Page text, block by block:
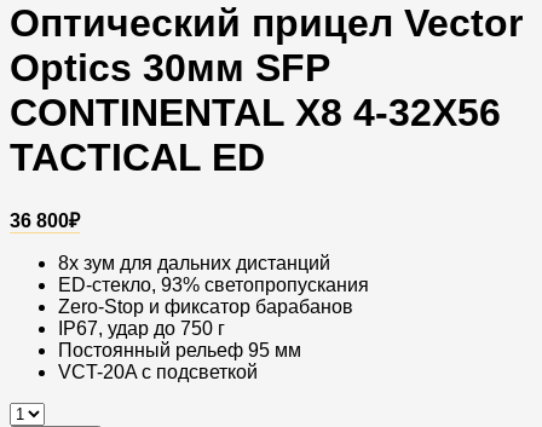
Оптический прицел Vector
Optics 30мм SFP
CONTINENTAL X8 4-32X56
TACTICAL ED
36 800₽
8x зум для дальних дистанций
ED-стекло, 93% светопропускания
Zero-Stop и фиксатор барабанов
IP67, удар до 750 г
Постоянный рельеф 95 мм
VCT-20A с подсветкой
Оптический